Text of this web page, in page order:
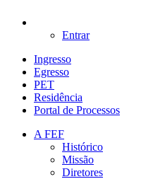
Entrar
Ingresso
Egresso
PET
Residência
Portal de Processos
A FEF
Histórico
Missão
Diretores